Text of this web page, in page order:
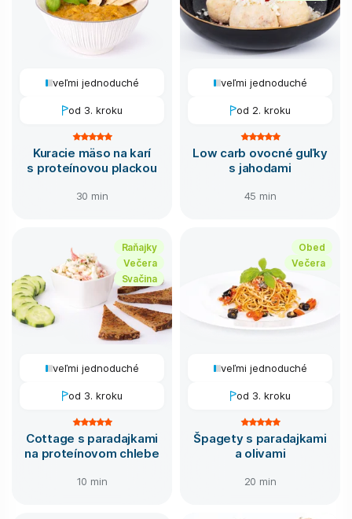
veľmi jednoduché
od 3. kroku
Kuracie mäso na karí
s proteínovou plackou
30 min
veľmi jednoduché
od 2. kroku
Low carb ovocné guľky
s jahodami
45 min
Raňajky
Večera
Svačina
veľmi jednoduché
od 3. kroku
Cottage s paradajkami
na proteínovom chlebe
10 min
Obed
Večera
veľmi jednoduché
od 3. kroku
Špagety s paradajkami
a olivami
20 min